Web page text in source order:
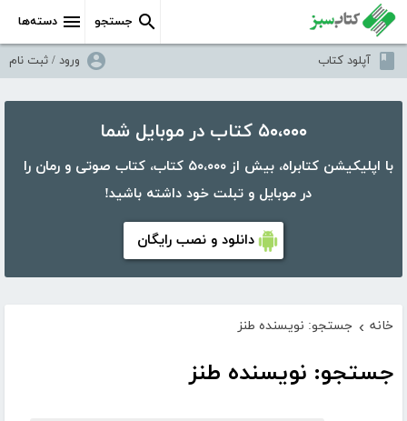
دسته‌ها جستجو
آپلود کتاب ورود / ثبت نام
۵۰،۰۰۰ کتاب در موبایل شما
با اپلیکیشن کتابراه، بیش از ۵۰،۰۰۰ کتاب، کتاب صوتی و رمان را
در موبایل و تبلت خود داشته باشید!
دانلود و نصب رایگان
خانه › جستجو: نویسنده طنز
جستجو: نویسنده طنز